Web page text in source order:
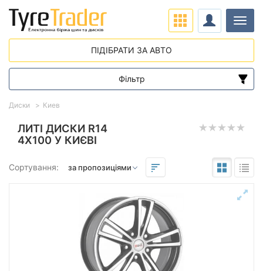
ЛИТІ ДИСКИ R14
4X100 У КИЄВІ
Сортування:
Диски Киев
ПІДІБРАТИ ЗА АВТО
Фільтр
Діапазон цін
від
до